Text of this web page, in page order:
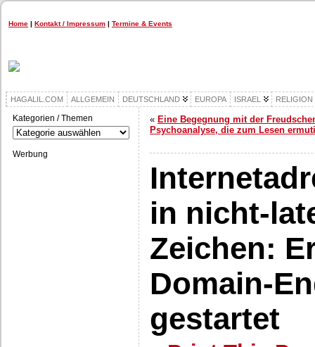
Home | Kontakt / Impressum | Termine & Events
HAGALIL.COM ALLGEMEIN DEUTSCHLAND EUROPA ISRAEL RELIGION
Kategorien / Themen
Kategorien
/
Themen
Werbung
« Eine Begegnung mit der
Psychoanalyse, die zum Lesen
in nicht-
Zeichen:
Domain-
gestartet